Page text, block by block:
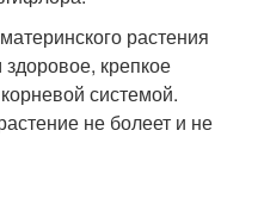
растения
крепкое
системой.
не болеет и не